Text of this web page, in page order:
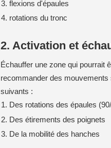
flexions d'épaules
rotations du tronc
2. Activation et
Échauffer une zone qui pourrait
recommander des mouvements
suivants :
Des rotations des épaules
Des étirements des poignets
De la mobilité des hanches